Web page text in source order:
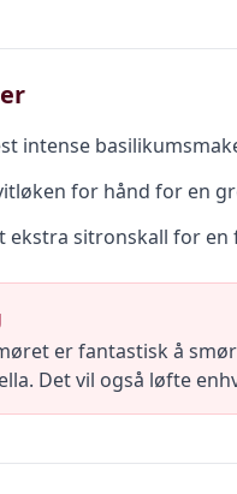
intense
for hånd for en
ekstra sitronskall for en
er fantastisk å
Det vil også løfte